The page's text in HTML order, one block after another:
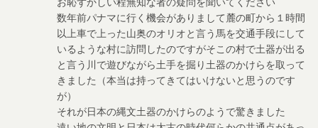
数年前パナマに行く機会がありまして麓の町から１時間
以上車で上った山奥のオリオと言う馬を交通手段にして
いるような村に訪問したのですがそこの村で土器が出る
と言う川で遊びながら土手を掘り土器のかけらを取って
きました（本当は持ってきてはいけないと思うのです
が）
それが日本の縄文土器のかけらのようで驚きました